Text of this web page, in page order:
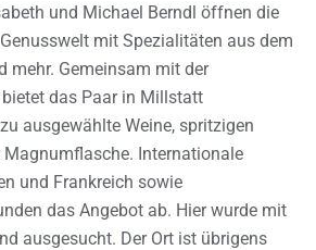
und Michael Berndl öffnen die
mit Spezialitäten aus dem
mehr. Gemeinsam mit der
das Paar in Millstatt
ausgewählte Weine, spritzigen
Magnumflasche. Internationale
und Frankreich sowie
das Angebot ab. Hier wurde mit
ausgesucht. Der Ort ist übrigens